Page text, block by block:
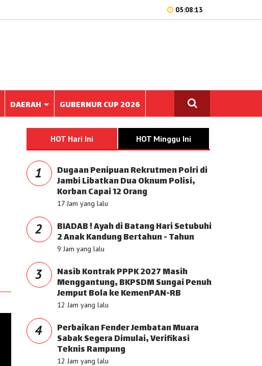
05:08:13
DAERAH GUBERNUR CUP 2026
HOT Hari Ini HOT Minggu Ini
1 Dugaan Penipuan Rekrutmen Polri di
Jambi Libatkan Dua Oknum Polisi,
Korban Capai 12 Orang
17 Jam yang lalu
2 BIADAB ! Ayah di Batang Hari Setubuhi
2 Anak Kandung Bertahun - Tahun
9 Jam yang lalu
3 Nasib Kontrak PPPK 2027 Masih
Menggantung, BKPSDM Sungai Penuh
Jemput Bola ke KemenPAN-RB
12 Jam yang lalu
4 Perbaikan Fender Jembatan Muara
Sabak Segera Dimulai, Verifikasi
Teknis Rampung
12 Jam yang lalu